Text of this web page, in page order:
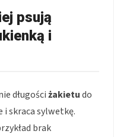
psują
i
długościżakietudo
i skraca sylwetkę.
brak